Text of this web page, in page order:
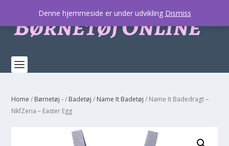
Home / Børnetøj -/ Badetøj / Name It Badetøj / Name It Badedragt –
NkfZeria – Easter Egg
Denne hjemmeside er under udvikling Dismiss